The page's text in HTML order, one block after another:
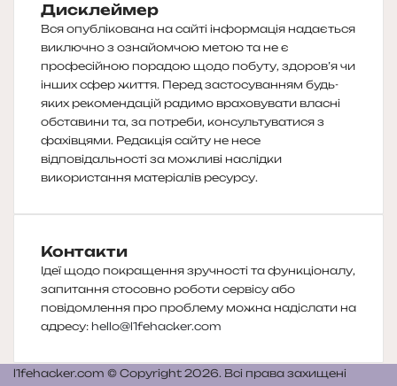
Дисклеймер
Вся опублікована на сайті інформація надається
виключно з ознайомчою метою та не є
професійною порадою щодо побуту, здоров’я чи
інших сфер життя. Перед застосуванням будь-
яких рекомендацій радимо враховувати власні
обставини та, за потреби, консультуватися з
фахівцями. Редакція сайту не несе
відповідальності за можливі наслідки
використання матеріалів ресурсу.
Контакти
Ідеї щодо покращення зручності та функціоналу,
запитання стосовно роботи сервісу або
повідомлення про проблему можна надіслати на
адресу: hello@l1fehacker.com
l1fehacker.com © Copyright 2026. Всі права захищені